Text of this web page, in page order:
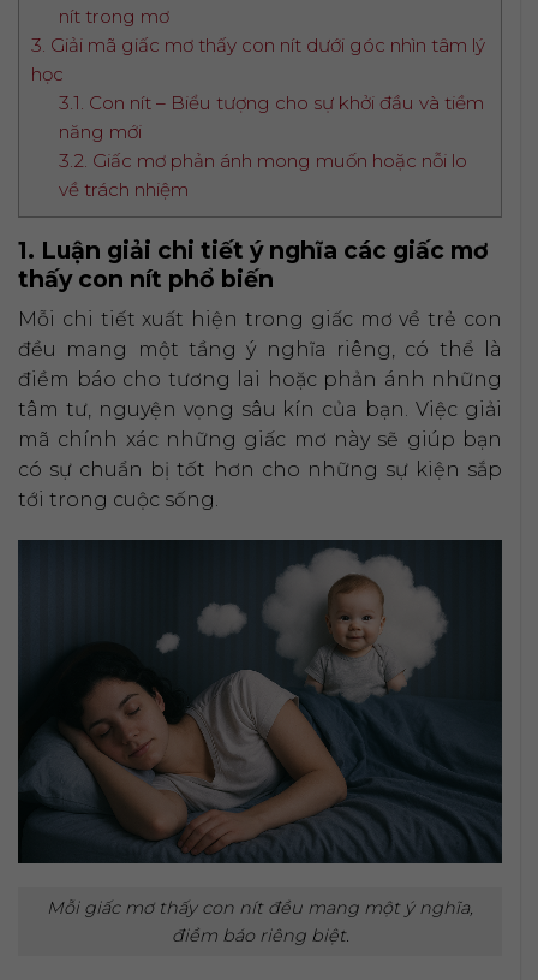
nít trong mơ
3. Giải mã giấc mơ thấy con nít dưới góc nhìn tâm lý
học
3.1. Con nít – Biểu tượng cho sự khởi đầu và tiềm
năng mới
3.2. Giấc mơ phản ánh mong muốn hoặc nỗi lo
về trách nhiệm
1. Luận giải chi tiết ý nghĩa các giấc mơ
thấy con nít phổ biến
Mỗi chi tiết xuất hiện trong giấc mơ về trẻ con
đều mang một tầng ý nghĩa riêng, có thể là
điềm báo cho tương lai hoặc phản ánh những
tâm tư, nguyện vọng sâu kín của bạn. Việc giải
mã chính xác những giấc mơ này sẽ giúp bạn
có sự chuẩn bị tốt hơn cho những sự kiện sắp
tới trong cuộc sống.
Mỗi giấc mơ thấy con nít đều mang một ý nghĩa,
điềm báo riêng biệt.